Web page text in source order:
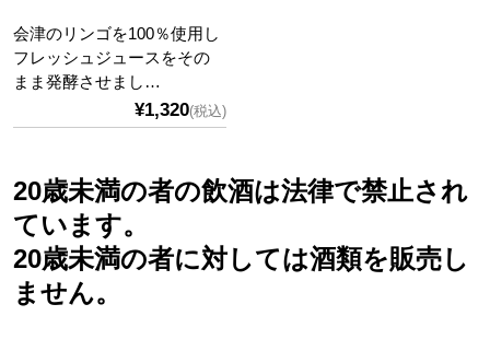
会津のリンゴを100％使用し
フレッシュジュースをその
まま発酵させまし…
¥1,320(税込)
20歳未満の者の飲酒は法律で禁止され
ています。
20歳未満の者に対しては酒類を販売し
ません。